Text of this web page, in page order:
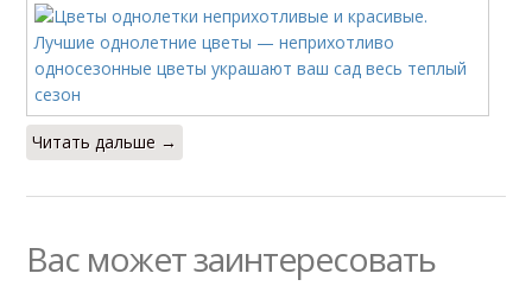
Читать дальше →
Вас может заинтересовать